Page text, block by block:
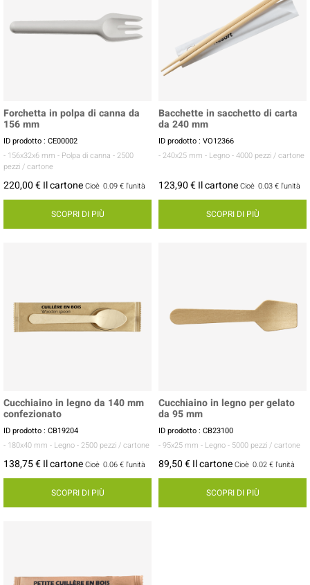
Forchetta in polpa di canna da
156 mm
ID prodotto : CE00002
- 156x32x6 mm - Polpa di canna - 2500
pezzi / cartone
220,00 € Il cartoneCioè 0.09 € l'unità
SCOPRI DI PIÙ
Bacchette in sacchetto di carta
da 240 mm
ID prodotto : VO12366
- 240x25 mm - Legno- 4000 pezzi / cartone
123,90 € Il cartoneCioè 0.03 € l'unità
SCOPRI DI PIÙ
Cucchiaino in legno da 140 mm
confezionato
ID prodotto : CB19204
- 180x40 mm - Legno- 2500 pezzi / cartone
138,75 € Il cartoneCioè 0.06 € l'unità
SCOPRI DI PIÙ
Cucchiaino in legno per gelato
da 95 mm
ID prodotto : CB23100
- 95x25 mm - Legno- 5000 pezzi / cartone
89,50 € Il cartoneCioè 0.02 € l'unità
SCOPRI DI PIÙ